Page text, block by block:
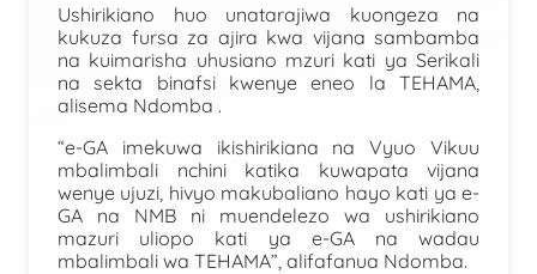
Ushirikiano huo unatarajiwa kuongeza na
kukuza fursa za ajira kwa vijana sambamba
na kuimarisha uhusiano mzuri kati ya Serikali
na sekta binafsi kwenye eneo la TEHAMA,
alisema Ndomba .
“e-GA imekuwa ikishirikiana na Vyuo Vikuu
mbalimbali nchini katika kuwapata vijana
wenye ujuzi, hivyo makubaliano hayo kati ya e-
GA na NMB ni muendelezo wa ushirikiano
mazuri uliopo kati ya e-GA na wadau
mbalimbali wa TEHAMA”, alifafanua Ndomba.